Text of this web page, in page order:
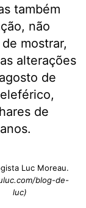
também
não
mostrar,
alterações
de
de
Luc Moreau.
blog-de-
luc)